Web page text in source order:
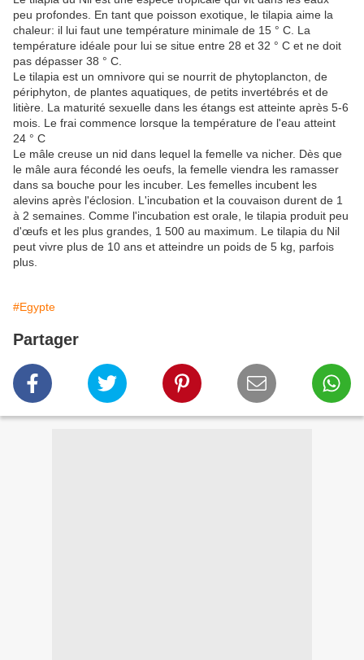
peu profondes. En tant que poisson exotique, le tilapia aime la
chaleur: il lui faut une température minimale de 15 ° C. La
température idéale pour lui se situe entre 28 et 32 ​​° C et ne doit
pas dépasser 38 ° C.
Le tilapia est un omnivore qui se nourrit de phytoplancton, de
périphyton, de plantes aquatiques, de petits invertébrés et de
litière. La maturité sexuelle dans les étangs est atteinte après 5-6
mois. Le frai commence lorsque la température de l'eau atteint
24 ° C
Le mâle creuse un nid dans lequel la femelle va nicher. Dès que
le mâle aura fécondé les oeufs, la femelle viendra les ramasser
dans sa bouche pour les incuber. Les femelles incubent les
alevins après l'éclosion. L'incubation et la couvaison durent de 1
à 2 semaines. Comme l'incubation est orale, le tilapia produit peu
d'œufs et les plus grandes, 1 500 au maximum. Le tilapia du Nil
peut vivre plus de 10 ans et atteindre un poids de 5 kg, parfois
plus.
#Egypte
Partager